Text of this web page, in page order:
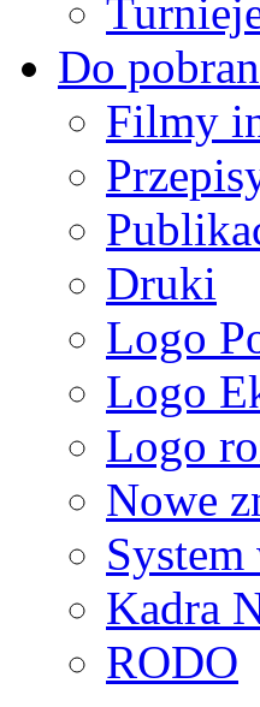
Do
Filmy
Druki
Logo
Logo
Logo
Nowe
Kadra
RODO